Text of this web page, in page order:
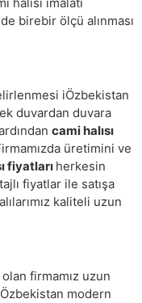
birebir ölçü alınması
iÖzbekistan
duvardan duvara
cami halısı
üretimini ve
fiyatları herkesin
fiyatlar ile satışa
kaliteli uzun
firmamız uzun
modern